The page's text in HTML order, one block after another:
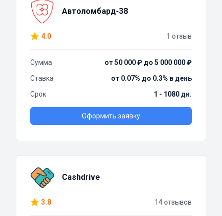
Автоломбард-38
4.0 1 отзыв
Сумма
от 50 000 ₽ до 5 000 000 ₽
Ставка
от 0.07% до 0.3% в день
Срок
1 - 1080 дн.
Оформить заявку
Cashdrive
3.8 14 отзывов